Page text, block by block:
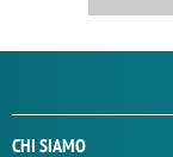
CHI SIAMO